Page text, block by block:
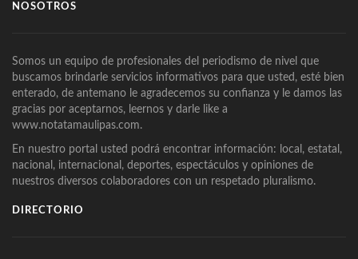
NOSOTROS
Somos un equipo de profesionales del periodismo de nivel que
buscamos brindarle servicios informativos para que usted, esté bien
enterado, de antemano le agradecemos su confianza y le damos las
gracias por aceptarnos, leernos y darle like a
www.notatamaulipas.com.
En nuestro portal usted podrá encontrar información: local, estatal,
nacional, internacional, deportes, espectáculos y opiniones de
nuestros diversos colaboradores con un respetado pluralismo.
DIRECTORIO